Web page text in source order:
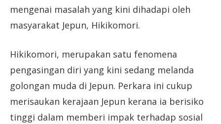
mengenai masalah yang kini dihadapi oleh
masyarakat Jepun, Hikikomori.
Hikikomori, merupakan satu fenomena
pengasingan diri yang kini sedang melanda
golongan muda di Jepun. Perkara ini cukup
merisaukan kerajaan Jepun kerana ia berisiko
tinggi dalam memberi impak terhadap sosial